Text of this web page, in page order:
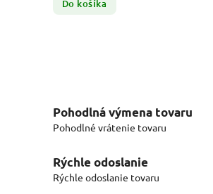
Do košíka
Pohodlná výmena tovaru
Pohodlné vrátenie tovaru
Rýchle odoslanie
Rýchle odoslanie tovaru